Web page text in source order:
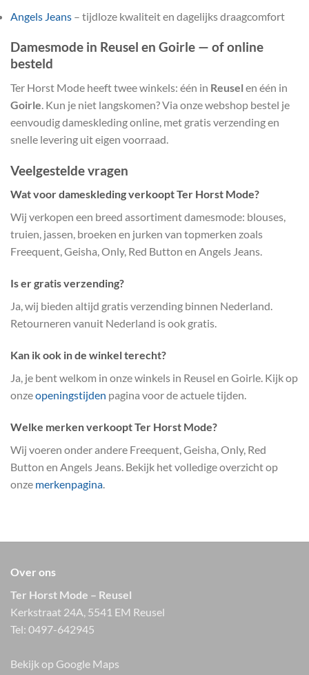
Angels Jeans – tijdloze kwaliteit en dagelijks draagcomfort
Damesmode in Reusel en Goirle — of online
besteld
Ter Horst Mode heeft twee winkels: één in Reusel en één in
Goirle. Kun je niet langskomen? Via onze webshop bestel je
eenvoudig dameskleding online, met gratis verzending en
snelle levering uit eigen voorraad.
Veelgestelde vragen
Wat voor dameskleding verkoopt Ter Horst Mode?
Wij verkopen een breed assortiment damesmode: blouses,
truien, jassen, broeken en jurken van topmerken zoals
Freequent, Geisha, Only, Red Button en Angels Jeans.
Is er gratis verzending?
Ja, wij bieden altijd gratis verzending binnen Nederland.
Retourneren vanuit Nederland is ook gratis.
Kan ik ook in de winkel terecht?
Ja, je bent welkom in onze winkels in Reusel en Goirle. Kijk op
onzeopeningstijden pagina voor de actuele tijden.
Welke merken verkoopt Ter Horst Mode?
Wij voeren onder andere Freequent, Geisha, Only, Red
Button en Angels Jeans. Bekijk het volledige overzicht op
onze merkenpagina.
Over ons
Ter Horst Mode – Reusel
Kerkstraat 24A, 5541 EM Reusel
Tel: 0497-642945
Bekijk op Google Maps